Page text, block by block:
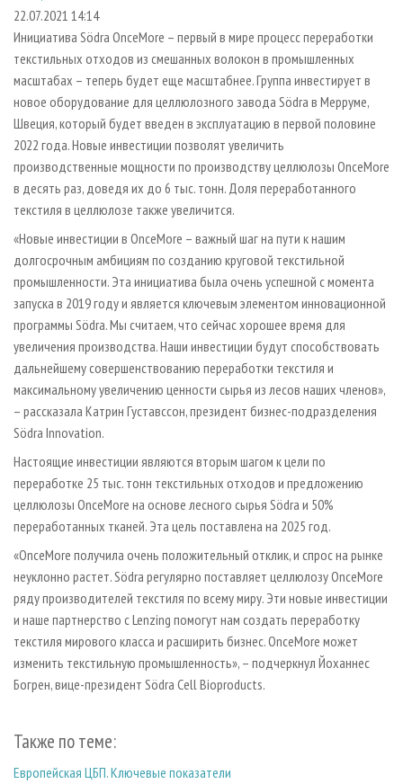
СУШКА ДРЕВЕСИНЫ
ПРОИЗВОДСТВО ДРЕВЕСНЫХ ПЛИТ
ДЕРЕВЯННОЕ ДОМОСТРОЕНИЕ
ПРОИЗВОДСТВО МЕБЕЛИ
БИОЭНЕРГЕТИКА
ЦБП
ИНСТРУМЕНТ И МАТЕРИАЛЫ
ПЕРСОНЫ
МОБИЛЬНЫЕ ВЫСТАВКИ
ОФИЦИАЛЬНЫЕ ДЕЛЕГАЦИИ
ПРИОРИТЕТНЫЕ ИНВЕСТПРОЕКТЫ
RUSSIAN FORESTRY REVIEW
ГАЗЕТА ЛЕСПРОМФОРУМ
БИБЛИОТЕКА СПЕЦИАЛИСТА
КОНТАКТЫ
РЕКЛАМА
РЕКЛАМА НА САЙТЕ
22.07.2021 14:14
Инициатива Södra OnceMore – первый в мире процесс переработки
текстильных отходов из смешанных волокон в промышленных
масштабах – теперь будет еще масштабнее. Группа инвестирует в
новое оборудование для целлюлозного завода Södra в Мерруме,
Швеция, который будет введен в эксплуатацию в первой половине
2022 года. Новые инвестиции позволят увеличить
производственные мощности по производству целлюлозы OnceMore
в десять раз, доведя их до 6 тыс. тонн. Доля переработанного
текстиля в целлюлозе также увеличится.
«Новые инвестиции в OnceMore – важный шаг на пути к нашим
долгосрочным амбициям по созданию круговой текстильной
промышленности. Эта инициатива была очень успешной с момента
запуска в 2019 году и является ключевым элементом инновационной
программы Södra. Мы считаем, что сейчас хорошее время для
увеличения производства. Наши инвестиции будут способствовать
дальнейшему совершенствованию переработки текстиля и
максимальному увеличению ценности сырья из лесов наших членов»,
– рассказала Катрин Густавссон, президент бизнес-подразделения
Södra Innovation.
Настоящие инвестиции являются вторым шагом к цели по
переработке 25 тыс. тонн текстильных отходов и предложению
целлюлозы OnceMore на основе лесного сырья Södra и 50%
переработанных тканей. Эта цель поставлена на 2025 год.
«OnceMore получила очень положительный отклик, и спрос на рынке
неуклонно растет. Södra регулярно поставляет целлюлозу OnceMore
ряду производителей текстиля по всему миру. Эти новые инвестиции
и наше партнерство с Lenzing помогут нам создать переработку
текстиля мирового класса и расширить бизнес. OnceMore может
изменить текстильную промышленность», – подчеркнул Йоханнес
Богрен, вице-президент Södra Cell Bioproducts.
Также по теме:
Европейская ЦБП. Ключевые показатели